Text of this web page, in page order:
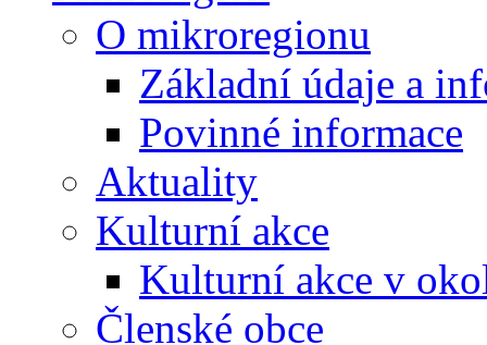
O mikroregionu
Základní údaje a
Povinné informace
Aktuality
Kulturní akce
Kulturní akce v
Členské obce